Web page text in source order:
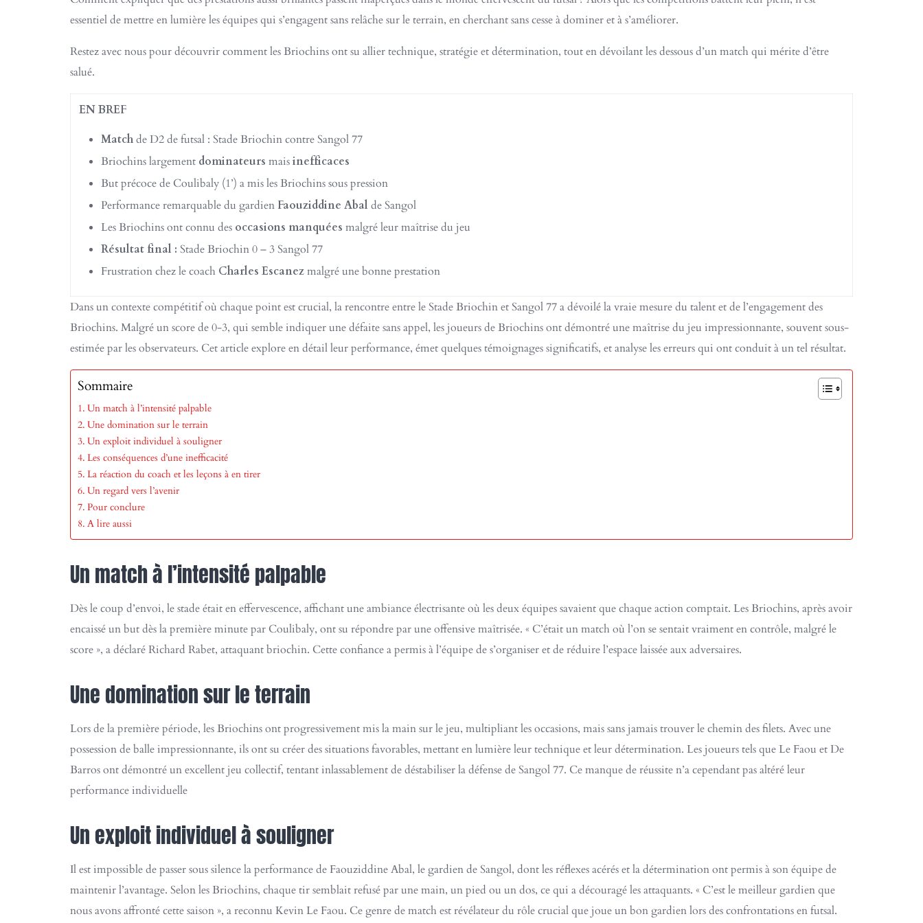
essentiel de mettre en lumière les équipes qui s’engagent sans relâche sur le terrain, en cherchant sans cesse à dominer et à s’améliorer.
Restez avec nous pour découvrir comment les Briochins ont su allier technique, stratégie et détermination, tout en dévoilant les dessous d’un match qui mérite d’être
salué.
EN BREF
Matchde D2 de futsal : Stade Briochin contre Sangol 77
Briochins largement dominateurs maisinefficaces
But précoce de Coulibaly (1’) a mis les Briochins sous pression
Performance remarquable du gardien Faouziddine Abal de Sangol
Les Briochins ont connu des occasions manquées malgré leur maîtrise du jeu
Résultat final : Stade Briochin 0 – 3 Sangol 77
Frustration chez le coach Charles Escanezmalgré une bonne prestation
Dans un contexte compétitif où chaque point est crucial, la rencontre entre le Stade Briochin et Sangol 77 a dévoilé la vraie mesure du talent et de l’engagement des
Briochins. Malgré un score de 0-3, qui semble indiquer une défaite sans appel, les joueurs de Briochins ont démontré une maîtrise du jeu impressionnante, souvent sous-
estimée par les observateurs. Cet article explore en détail leur performance, émet quelques témoignages significatifs, et analyse les erreurs qui ont conduit à un tel résultat.
Sommaire
Un match à l’intensité palpable
Une domination sur le terrain
Un exploit individuel à souligner
Les conséquences d’une inefficacité
La réaction du coach et les leçons à en tirer
Un regard vers l’avenir
Pour conclure
A lire aussi
Un match à l’intensité palpable
Dès le coup d’envoi, le stade était en effervescence, affichant une ambiance électrisante où les deux équipes savaient que chaque action comptait. Les Briochins, après avoir
encaissé un but dès la première minute par Coulibaly, ont su répondre par une offensive maîtrisée. « C’était un match où l’on se sentait vraiment en contrôle, malgré le
score », a déclaré Richard Rabet, attaquant briochin. Cette confiance a permis à l’équipe de s’organiser et de réduire l’espace laissée aux adversaires.
Une domination sur le terrain
Lors de la première période, les Briochins ont progressivement mis la main sur le jeu, multipliant les occasions, mais sans jamais trouver le chemin des filets. Avec une
possession de balle impressionnante, ils ont su créer des situations favorables, mettant en lumière leur technique et leur détermination. Les joueurs tels que Le Faou et De
Barros ont démontré un excellent jeu collectif, tentant inlassablement de déstabiliser la défense de Sangol 77. Ce manque de réussite n’a cependant pas altéré leur
performance individuelle
Un exploit individuel à souligner
Il est impossible de passer sous silence la performance de Faouziddine Abal, le gardien de Sangol, dont les réflexes acérés et la détermination ont permis à son équipe de
maintenir l’avantage. Selon les Briochins, chaque tir semblait refusé par une main, un pied ou un dos, ce qui a découragé les attaquants. « C’est le meilleur gardien que
nous avons affronté cette saison », a reconnu Kevin Le Faou. Ce genre de match est révélateur du rôle crucial que joue un bon gardien lors des confrontations en futsal.